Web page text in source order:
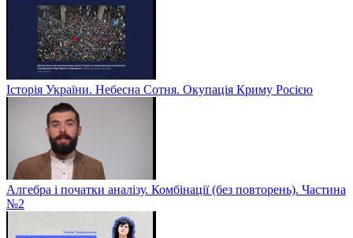
Історія України. Небесна Сотня. Окупація Криму Росією
Алгебра і початки аналізу. Комбінації (без повторень). Частина
№2